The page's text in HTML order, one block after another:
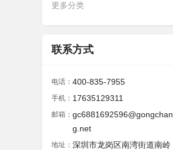
更多分类
联系方式
电话： 400-835-7955
手机： 17635129311
邮箱： gc6881692596@gongchan
g.net
地址： 深圳市龙岗区南湾街道南岭